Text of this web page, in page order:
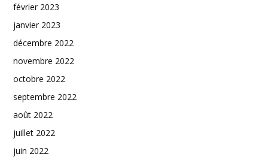
février 2023
janvier 2023
décembre 2022
novembre 2022
octobre 2022
septembre 2022
août 2022
juillet 2022
juin 2022